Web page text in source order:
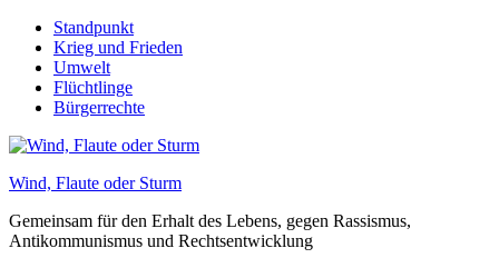
Skip
content
Standpunkt
Krieg und Frieden
Umwelt
Flüchtlinge
Bürgerrechte
Wind, Flaute oder Sturm
Gemeinsam für den Erhalt des Lebens, gegen Rassismus,
Antikommunismus und Rechtsentwicklung